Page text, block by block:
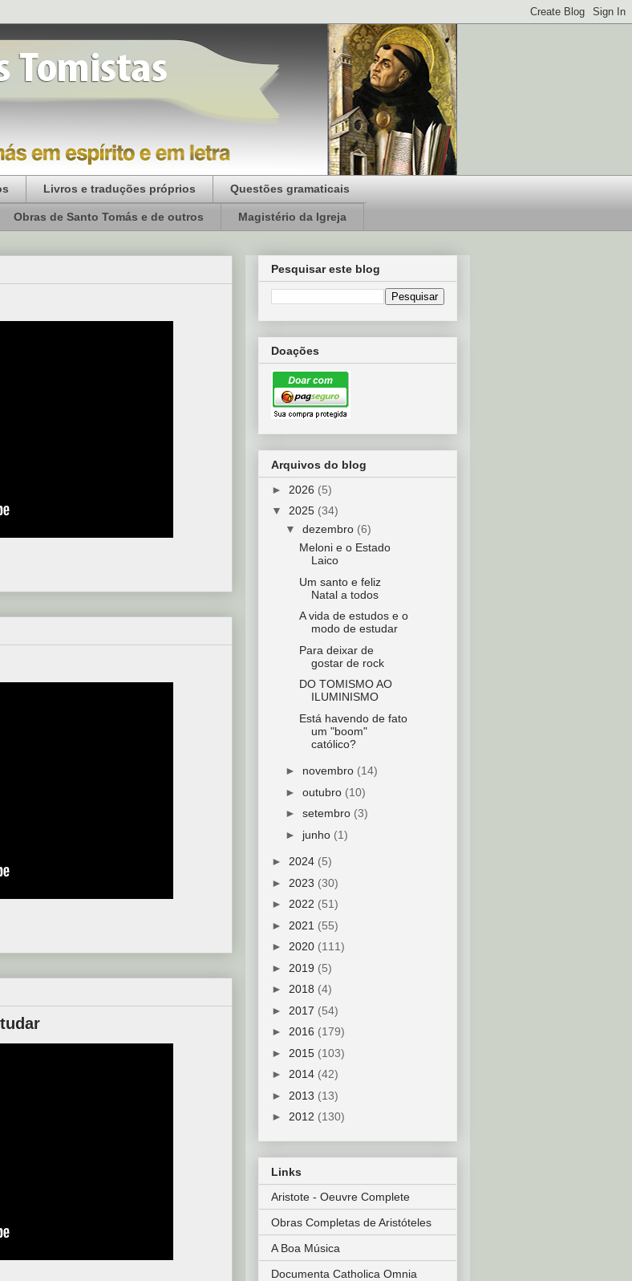
Livros e traduções próprios Questões gramaticais
Obras de Santo Tomás e de outros Magistério da Igreja
Pesquisar este blog
Doações
Arquivos do blog
► 2026 (5)
▼ 2025 (34)
▼ dezembro (6)
Meloni e o Estado
Laico
Um santo e feliz
Natal a todos
A vida de estudos e o
modo de estudar
Para deixar de
gostar de rock
DO TOMISMO AO
ILUMINISMO
Está havendo de fato
um "boom"
católico?
► novembro (14)
► outubro (10)
► setembro (3)
► junho (1)
► 2024 (5)
► 2023 (30)
► 2022 (51)
► 2021 (55)
► 2020 (111)
► 2019 (5)
► 2018 (4)
► 2017 (54)
► 2016 (179)
► 2015 (103)
► 2014 (42)
► 2013 (13)
► 2012 (130)
Links
Aristote - Oeuvre Complete
Obras Completas de Aristóteles
A Boa Música
Documenta Catholica Omnia